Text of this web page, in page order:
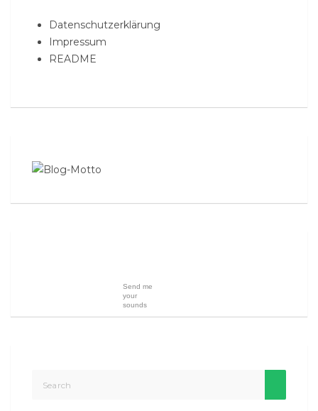
Datenschutzerklärung
Impressum
README
Send me
your
sounds